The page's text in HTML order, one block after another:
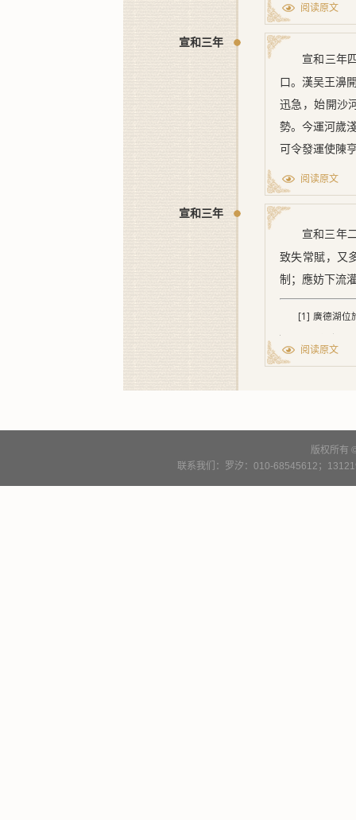
阅读原文
宣和三年
宣和三年
口。漢吴王濞
迅急，始開沙
勢。今運河歲
可令發運使陳
阅读原文
宣和三年
宣和三年
致失常賦，又
制；應妨下流
[1] 廣德湖位
而成。至宋政和
阅读原文
版权所有
联系我们：罗汐：010-68545612；